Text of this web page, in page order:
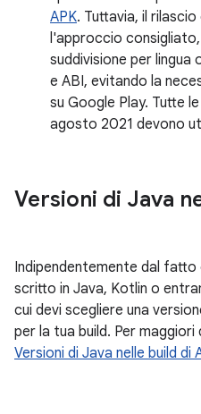
APK. Tuttavia, il rilascio
l'approccio
suddivisione per
e ABI, evitando la
su Google Play. Tutte
agosto 2021 devono
Versioni di Java
Indipendentemente dal
scritto in Java, Kotlin o
cui devi scegliere una
per la tua build. Per
Versioni di Java nelle build di